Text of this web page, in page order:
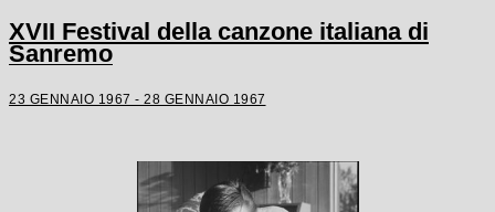
XVII Festival della canzone italiana di
Sanremo
23 GENNAIO 1967 - 28 GENNAIO 1967